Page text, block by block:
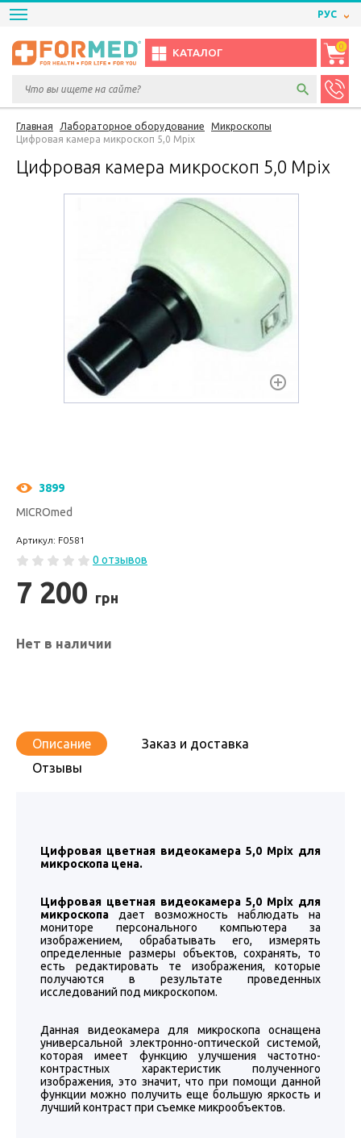
РУС
КАТАЛОГ
0
Главная Лабораторное оборудование
Микроскопы
Цифровая камера микроскоп 5,0 Mpix
Цифровая камера микроскоп 5,0 Mpix
3899
MICROmed
Артикул: F0581
0 отзывов
7 200 грн
Нет в наличии
Описание
Заказ и доставка
Отзывы
Цифровая цветная видеокамера 5,0 Mpix для
микроскопа цена.
Цифровая цветная видеокамера 5,0 Mpix для
микроскопа дает возможность наблюдать на
мониторе персонального компьютера за
изображением, обрабатывать его, измерять
определенные размеры объектов, сохранять, то
есть редактировать те изображения, которые
получаются в результате проведенных
исследований под микроскопом.
Данная видеокамера для микроскопа оснащена
универсальной электронно-оптической системой,
которая имеет функцию улучшения частотно-
контрастных характеристик полученного
изображения, это значит, что при помощи данной
функции можно получить еще большую яркость и
лучший контраст при съемке микрообъектов.